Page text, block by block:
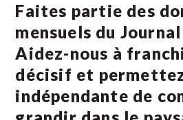
Faites partie des
mensuels du
Aidez-nous à
décisif et
indépendante de